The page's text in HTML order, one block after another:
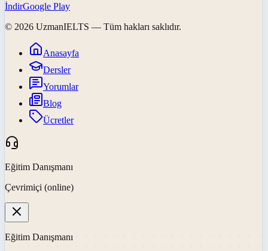
İndirGoogle Play
© 2026 UzmanIELTS — Tüm hakları saklıdır.
Anasayfa
Dersler
Yorumlar
Blog
Ücretler
Eğitim Danışmanı
Çevrimiçi (online)
Eğitim Danışmanı